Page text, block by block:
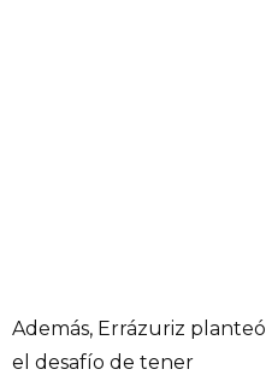
Además, Errázuriz planteó
el desafío de tener